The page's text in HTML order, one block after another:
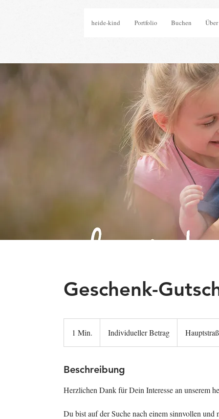
heide-kind Portfolio Buchen
Geschenk-
1 Min.
M
n
Individueller Betrag
Beschreibung
Herzlichen Dank für Dein Interesse an unserem
Du bist auf der Suche nach einem sinnvollen und